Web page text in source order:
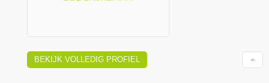
BEKIJK VOLLEDIG PROFIEL